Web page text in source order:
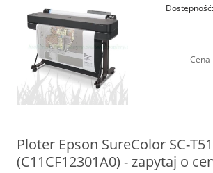
Dostępność:
Cena
Ploter Epson SureColor SC-
(C11CF12301A0) - zapytaj o